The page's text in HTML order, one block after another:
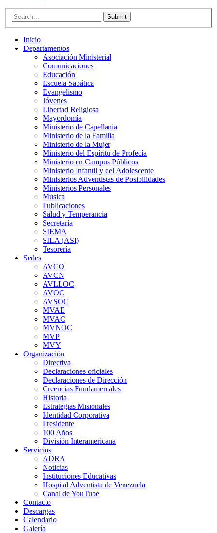
Submit
Inicio
Departamentos
Asociación Ministerial
Comunicaciones
Educación
Escuela Sabática
Evangelismo
Jóvenes
Libertad Religiosa
Mayordomía
Ministerio de Capellanía
Ministerio de la Familia
Ministerio de la Mujer
Ministerio del Espíritu de Profecía
Ministerio en Campus Públicos
Ministerio Infantil y del Adolescente
Ministerios Adventistas de Posibilidades
Ministerios Personales
Música
Publicaciones
Salud y Temperancia
Secretaría
SIEMA
SILA (ASI)
Tesorería
Sedes
AVCO
AVCN
AVLLOC
AVOC
AVSOC
MVAE
MVAC
MVNOC
MVP
MVY
Organización
Directiva
Declaraciones oficiales
Declaraciones de Dirección
Creencias Fundamentales
Historia
Estrategias Misionales
Identidad Corporativa
Presidente
100 Años
División Interamericana
Servicios
ADRA
Noticias
Instituciones Educativas
Hospital Adventista de Venezuela
Canal de YouTube
Contacto
Descargas
Calendario
Galería